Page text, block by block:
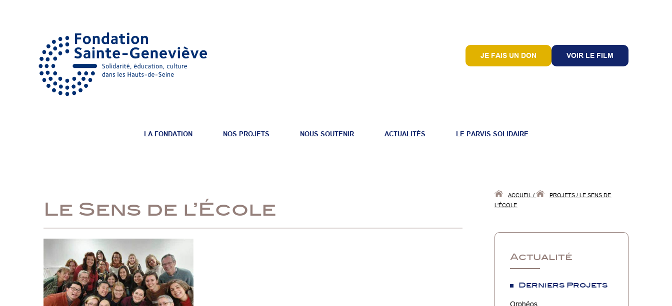
JE FAIS UN DON VOIR LE FILM
LA FONDATION NOS PROJETS NOUS SOUTENIR ACTUALITÉS LE PARVIS SOLIDAIRE
Le Sens de l’École
ACCUEIL / PROJETS /LE SENS DE
L’ÉCOLE
Actualité
Derniers Projets
Orphéos